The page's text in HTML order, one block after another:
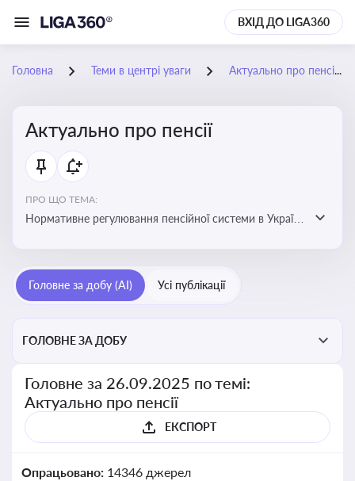
ВХІД ДО LIGA360
Головна Теми в центрі уваги Актуально про пенсії
Актуально про пенсії
ПРО ЩО ТЕМА:
Нормативне регулювання пенсійної системи в Україні
Головне за добу (AI) Усі публікації
ГОЛОВНЕ ЗА ДОБУ
Головне за 26.09.2025 по темі:
Актуально про пенсії
ЕКСПОРТ
Опрацьовано: 14346 джерел